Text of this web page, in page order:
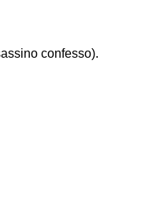
confesso).